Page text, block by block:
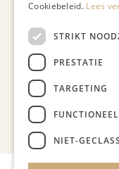
Bekijk alle
Cookiebeleid. Lees
STRIKT
PRESTATIE
TARGETING
FUNCTIONEEL
NIET-